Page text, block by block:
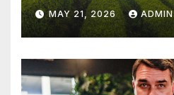
MAY 21, 2026 ADMIN